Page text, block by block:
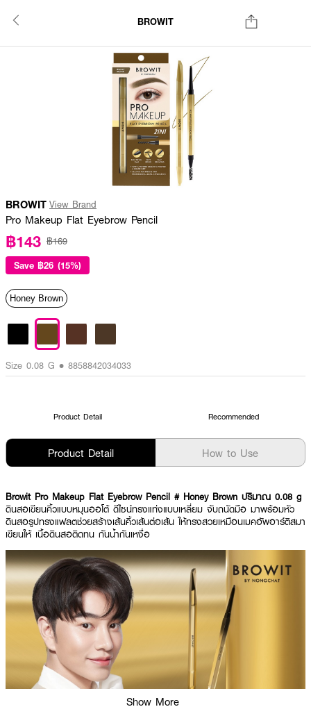
BROWIT
BROWIT View Brand
Pro Makeup Flat Eyebrow Pencil
฿143 ฿169
Save ฿26 (15%)
Honey Brown
Size 0.08 G • 8858842034033
Product Detail Recommended
Product Detail How to Use
Browit Pro Makeup Flat Eyebrow Pencil # Honey Brown ปริมาณ 0.08 g
ดินสอเขียนคิ้วแบบหมุนออโต้ ดีไซน์ทรงแท่งแบบเหลี่ยม จับถนัดมือ มาพร้อมหัว
ดินสอรูปทรงแฟลตช่วยสร้างเส้นคิ้วเส้นต่อเส้น ให้ทรงสวยเหมือนเมคอัพอาร์ติสมา
เขียนให้ เนื้อดินสอติดทน กันน้ำกันเหงื่อ
Show More